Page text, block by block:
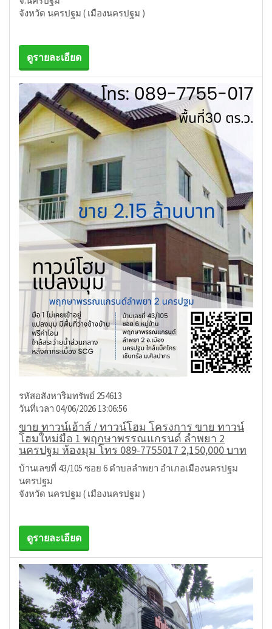
จังหวัด นครปฐม ( เมืองนครปฐม )
ดูรายละเอียด
รหัสอสังหาริมทรัพย์ 254613
วันที่เวลา 04/06/2026 13:06:56
ขาย ทาวน์เฮ้าส์ / ทาวน์โฮม โครงการ ขาย ทาวน์
โฮมใหม่มือ 1 พฤกษาพรรณแกรนด์ ลำพยา 2
นครปฐม ห้องมุม โทร 089-7755017 2,150,000 บาท
บ้านเลขที่ 43/105 ซอย 6 ตำบลลำพยา อำเภอเมืองนครปฐม
นครปฐม
จังหวัด นครปฐม ( เมืองนครปฐม )
ดูรายละเอียด